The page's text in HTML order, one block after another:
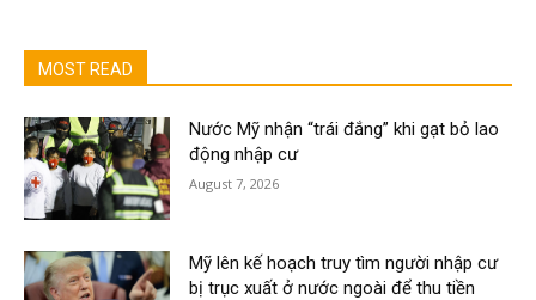
MOST READ
Nước Mỹ nhận “trái đắng” khi gạt bỏ lao
động nhập cư
August 7, 2026
Mỹ lên kế hoạch truy tìm người nhập cư
bị trục xuất ở nước ngoài để thu tiền